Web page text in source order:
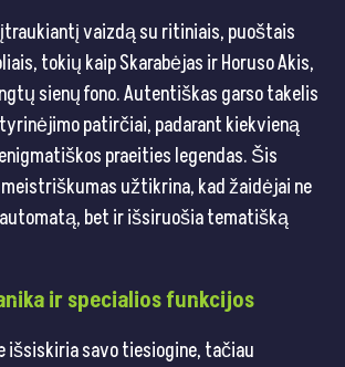
vaizdą su ritiniais, puoštais
tokių kaip Skarabėjas ir Horuso Akis,
sienų fono. Autentiškas garso takelis
patirčiai, padarant kiekvieną
praeities legendas. Šis
užtikrina, kad žaidėjai ne
bet ir išsiruošia tematišką
ir specialios funkcijos
išsiskiria savo tiesiogine, tačiau